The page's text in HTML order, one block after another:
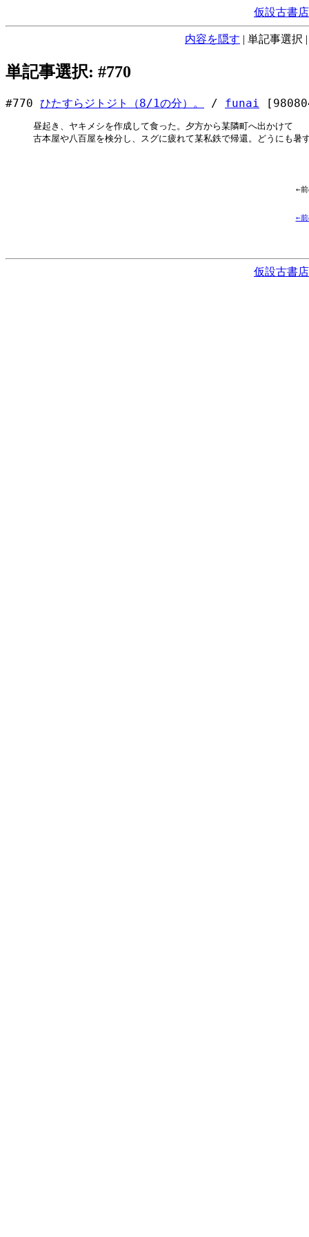
仮設古書店
内容を隠す | 単記事選択
単記事選択: #770
#770 ひたすらジトジト（8/1の分）。 / funai
昼起き、ヤキメシを作成して食った。夕方から某隣町へ出かけて
古本屋や八百屋を検分し、スグに疲れて某私鉄で帰還。どうにも
←
←
仮設古書店